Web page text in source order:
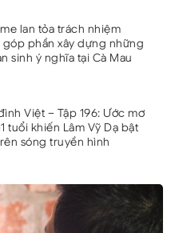
lan tỏa trách nhiệm
phần xây dựng những
sinh ý nghĩa tại Cà Mau
Việt – Tập 196: Ước mơ
tuổi khiến Lâm Vỹ Dạ bật
sóng truyền hình